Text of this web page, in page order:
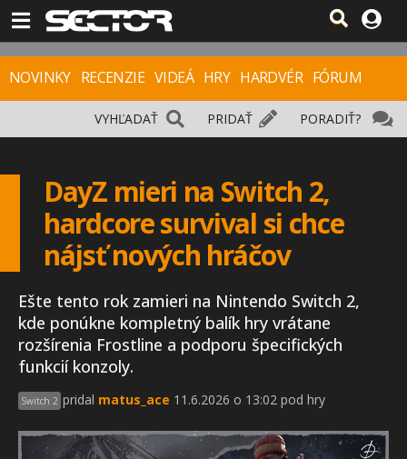
NOVINKY RECENZIE VIDEÁ HRY HARDVÉR FÓRUM
PORADIŤ?
PRIDAŤ
VYHĽADAŤ
DayZ mieri na Switch 2,
hardcore survival si chce
nájsť nových hráčov
Ešte tento rok zamieri na Nintendo Switch 2,
kde ponúkne kompletný balík hry vrátane
rozšírenia Frostline a podporu špecifických
funkcií konzoly.
Switch 2 pridal matus_ace 11.6.2026 o 13:02 pod hry